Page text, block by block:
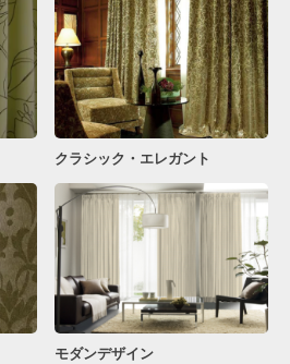
クラシック・エレガント
モダンデザイン